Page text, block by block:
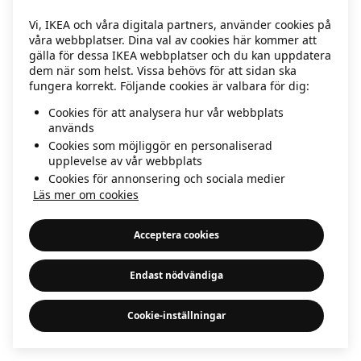
information)
Vi, IKEA och våra digitala partners, använder cookies på
våra webbplatser. Dina val av cookies här kommer att
gälla för dessa IKEA webbplatser och du kan uppdatera
dem när som helst. Vissa behövs för att sidan ska
fungera korrekt. Följande cookies är valbara för dig:
Cookies för att analysera hur vår webbplats
används
Cookies som möjliggör en personaliserad
upplevelse av vår webbplats
Cookies för annonsering och sociala medier
Läs mer om cookies
Acceptera cookies
Endast nödvändiga
Cookie-inställningar